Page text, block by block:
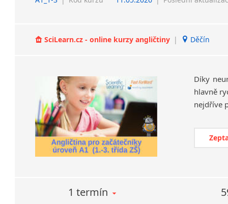
SciLearn.cz - online kurzy angličtiny | Děčín
Díky
hlavně
1 termín